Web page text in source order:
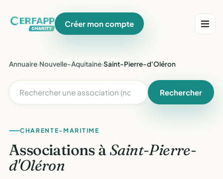
Créer mon compte
Annuaire›Nouvelle-Aquitaine›Saint-Pierre-d'Oléron
Rechercher
CHARENTE-MARITIME
Associations à Saint-Pierre-
d'Oléron